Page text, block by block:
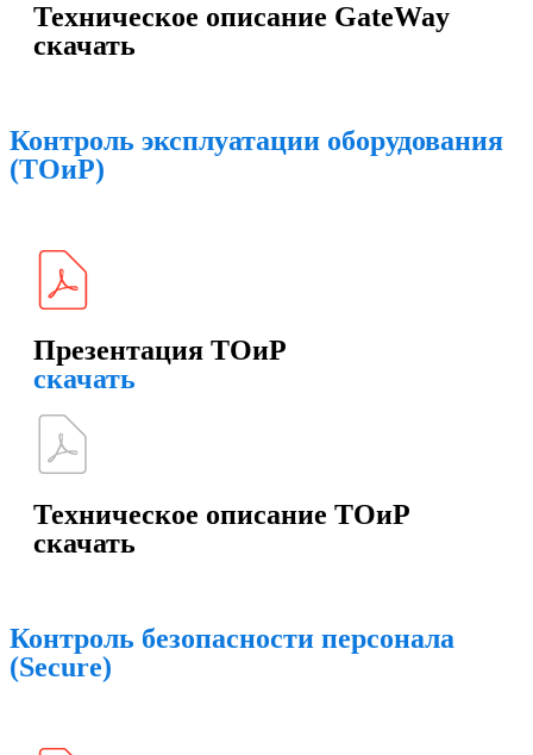
Техническое описание GateWay
скачать
Контроль эксплуатации оборудования
(ТОиР)
Презентация ТОиР
скачать
Техническое описание ТОиР
скачать
Контроль безопасности персонала
(Secure)